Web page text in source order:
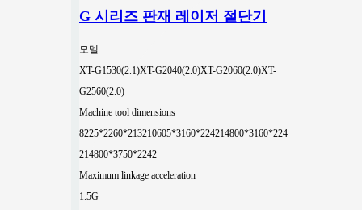
G 시리즈 판재 레이저 절단기
모델
XT-G1530(2.1)XT-G2040(2.0)XT-G2060(2.0)XT-
G2560(2.0)
Machine tool dimensions
8225*2260*213210605*3160*224214800*3160*224
214800*3750*2242
Maximum linkage acceleration
1.5G